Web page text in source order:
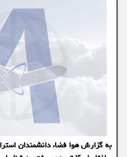
به گزارش هوا فضا، دانشمندان